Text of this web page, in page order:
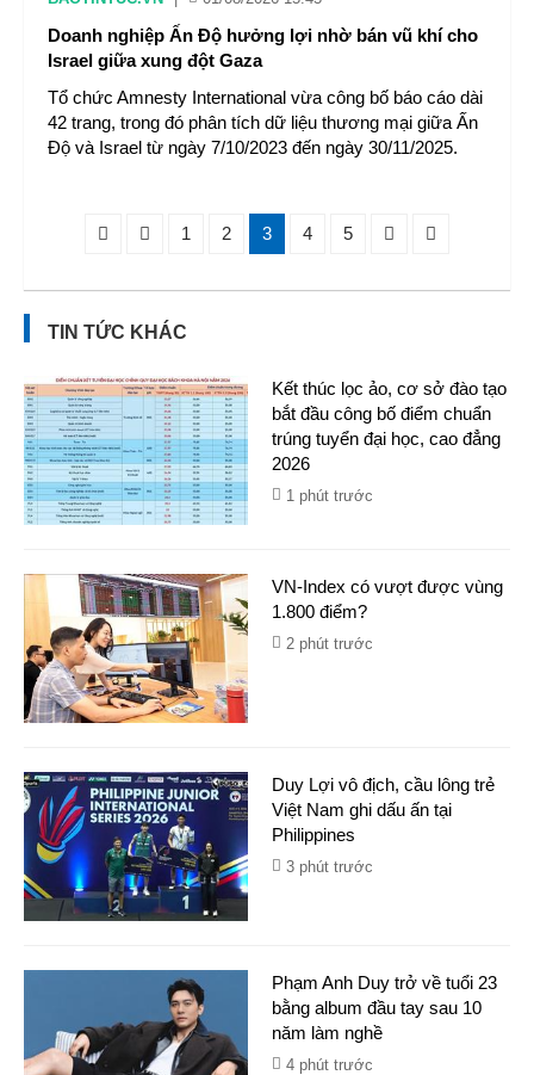
Doanh nghiệp Ấn Độ hưởng lợi nhờ bán vũ khí cho
Israel giữa xung đột Gaza
Tổ chức Amnesty International vừa công bố báo cáo dài
42 trang, trong đó phân tích dữ liệu thương mại giữa Ấn
Độ và Israel từ ngày 7/10/2023 đến ngày 30/11/2025.
1 2 3 4 5
TIN TỨC KHÁC
Kết thúc lọc ảo, cơ sở đào tạo
bắt đầu công bố điểm chuẩn
trúng tuyển đại học, cao đẳng
2026
1 phút trước
VN-Index có vượt được vùng
1.800 điểm?
2 phút trước
Duy Lợi vô địch, cầu lông trẻ
Việt Nam ghi dấu ấn tại
Philippines
3 phút trước
Phạm Anh Duy trở về tuổi 23
bằng album đầu tay sau 10
năm làm nghề
4 phút trước